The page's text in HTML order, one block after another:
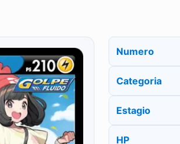
Numero
Categoria
Estagio
HP